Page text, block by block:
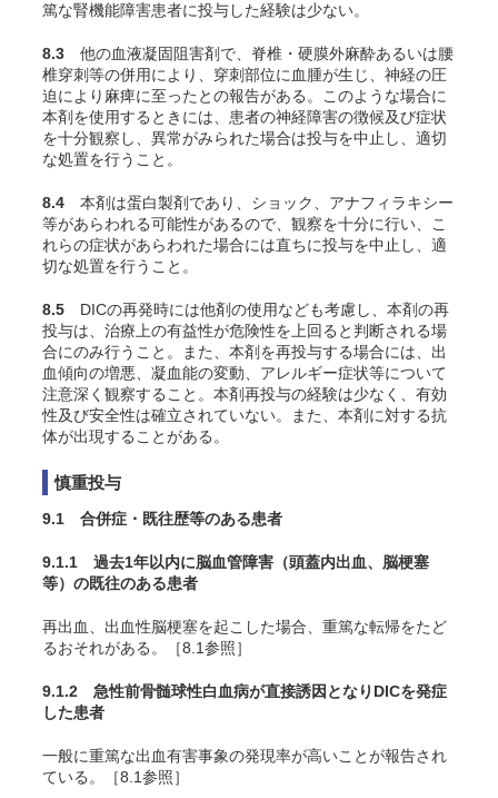
篤な腎機能障害患者に投与した経験は少ない。
8.3 他の血液凝固阻害剤で、脊椎・硬膜外麻酔あるいは腰
椎穿刺等の併用により、穿刺部位に血腫が生じ、神経の圧
迫により麻痺に至ったとの報告がある。このような場合に
本剤を使用するときには、患者の神経障害の徴候及び症状
を十分観察し、異常がみられた場合は投与を中止し、適切
な処置を行うこと。
8.4 本剤は蛋白製剤であり、ショック、アナフィラキシー
等があらわれる可能性があるので、観察を十分に行い、こ
れらの症状があらわれた場合には直ちに投与を中止し、適
切な処置を行うこと。
8.5 DICの再発時には他剤の使用なども考慮し、本剤の再
投与は、治療上の有益性が危険性を上回ると判断される場
合にのみ行うこと。また、本剤を再投与する場合には、出
血傾向の増悪、凝血能の変動、アレルギー症状等について
注意深く観察すること。本剤再投与の経験は少なく、有効
性及び安全性は確立されていない。また、本剤に対する抗
体が出現することがある。
慎重投与
9.1 合併症・既往歴等のある患者
9.1.1 過去1年以内に脳血管障害（頭蓋内出血、脳梗塞
等）の既往のある患者
再出血、出血性脳梗塞を起こした場合、重篤な転帰をたど
るおそれがある。［8.1参照］
9.1.2 急性前骨髄球性白血病が直接誘因となりDICを発症
した患者
一般に重篤な出血有害事象の発現率が高いことが報告され
ている。［8.1参照］